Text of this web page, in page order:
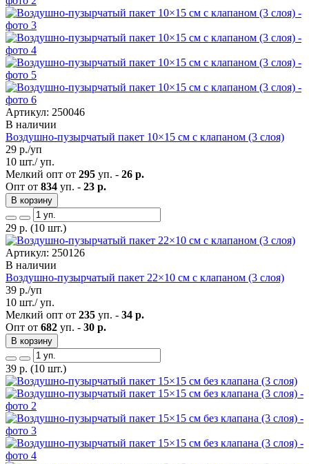
Артикул: 250046
В наличии
Воздушно-пузырчатый пакет 10×15 см с клапаном (3 слоя)
29 р./уп
10 шт./ уп.
Мелкий опт от 295 уп. - 26 р.
Опт от 834 уп. - 23 р.
В корзину
29 р. (10 шт.)
Артикул: 250126
В наличии
Воздушно-пузырчатый пакет 22×10 см с клапаном (3 слоя)
39 р./уп
10 шт./ уп.
Мелкий опт от 235 уп. - 34 р.
Опт от 682 уп. - 30 р.
В корзину
39 р. (10 шт.)